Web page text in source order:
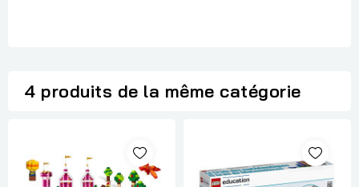
4 produits de la même catégorie